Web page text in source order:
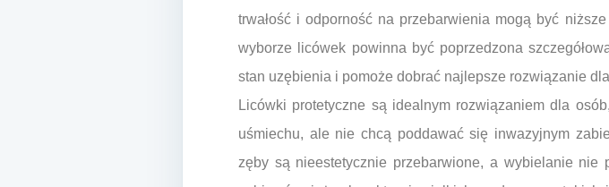
trwałość i odporność na przebarwienia mogą być
wyborze licówek powinna być poprzedzona
stan uzębienia i pomoże dobrać najlepsze rozwiązanie
Licówki protetyczne są idealnym rozwiązaniem dla
uśmiechu, ale nie chcą poddawać się inwazyjnym
zęby są nieestetycznie przebarwione, a wybielanie nie